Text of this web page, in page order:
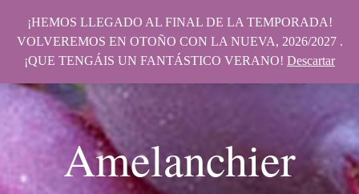
Amelanchier
¡HEMOS LLEGADO AL FINAL DE LA TEMPORADA!
VOLVEREMOS EN OTOÑO CON LA NUEVA, 2026/2027 .
¡QUE TENGÁIS UN FANTÁSTICO VERANO! Descartar